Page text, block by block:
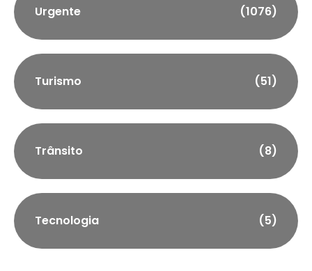
Urgente (1076)
Turismo (51)
Trânsito (8)
Tecnologia (5)